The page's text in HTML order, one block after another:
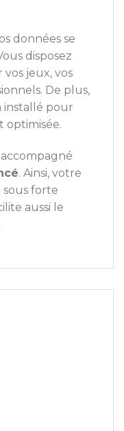
données se
disposez
jeux, vos
De plus,
installé pour
optimisée.
. Ainsi, votre
forte
aussi le